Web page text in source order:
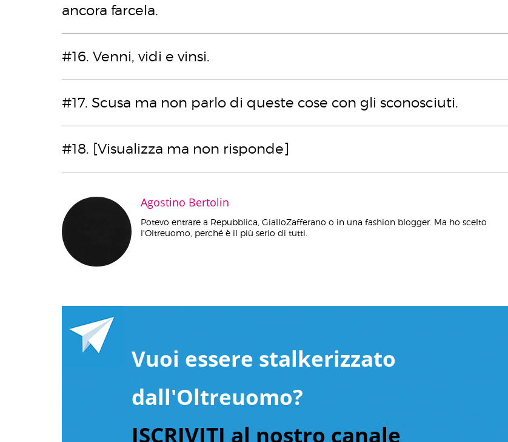
ancora farcela.
#16. Venni, vidi e vinsi.
#17. Scusa ma non parlo di queste cose con gli sconosciuti.
#18. [Visualizza ma non risponde]
Agostino Bertolin
Potevo entrare a Repubblica, GialloZafferano o in una fashion blogger. Ma ho scelto
l'Oltreuomo, perché è il più serio di tutti.
Vuoi essere stalkerizzato
dall'Oltreuomo?
ISCRIVITI al nostro canale